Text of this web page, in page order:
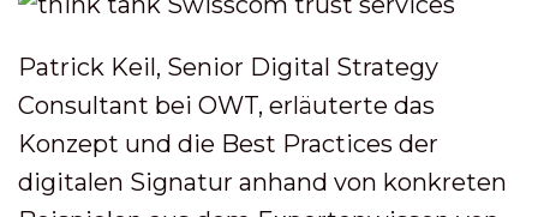
Patrick Keil, Senior Digital Strategy
Consultant bei OWT, erläuterte das
Konzept und die Best Practices der
digitalen Signatur anhand von konkreten